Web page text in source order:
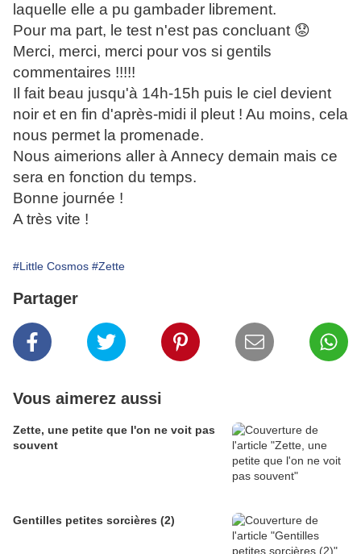
laquelle elle a pu gambader librement.
Pour ma part, le test n'est pas concluant 😟
Merci, merci, merci pour vos si gentils
commentaires !!!!!
Il fait beau jusqu'à 14h-15h puis le ciel devient
noir et en fin d'après-midi il pleut ! Au moins, cela
nous permet la promenade.
Nous aimerions aller à Annecy demain mais ce
sera en fonction du temps.
Bonne journée !
A très vite !
#Little Cosmos #Zette
Partager
Vous aimerez aussi
Zette, une petite que l'on ne voit pas
souvent
Gentilles petites sorcières (2)